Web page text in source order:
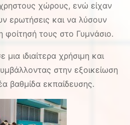
χώρους, ενώ είχαν
ερωτήσεις και να λύσουν
φοίτησή τους στο Γυμνάσιο.
ιδιαίτερα χρήσιμη και
στην εξοικείωση
βαθμίδα εκπαίδευσης.